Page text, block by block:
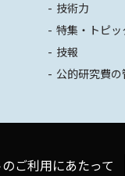
技術力
特集・トピッ
技報
公的研究費
ご利用にあたって